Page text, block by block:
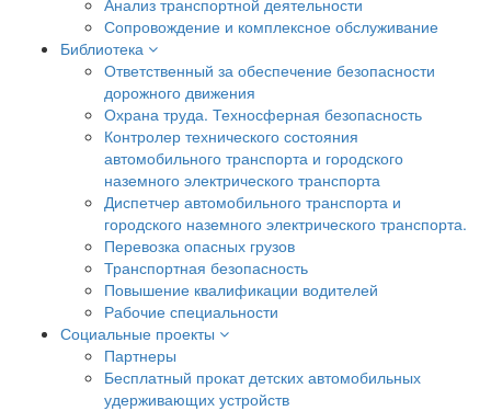
Анализ транспортной деятельности
Сопровождение и комплексное обслуживание
Библиотека
Ответственный за обеспечение безопасности
дорожного движения
Охрана труда. Техносферная безопасность
Контролер технического состояния
автомобильного транспорта и городского
наземного электрического транспорта
Диспетчер автомобильного транспорта и
городского наземного электрического транспорта.
Перевозка опасных грузов
Транспортная безопасность
Повышение квалификации водителей
Рабочие специальности
Социальные проекты
Партнеры
Бесплатный прокат детских автомобильных
удерживающих устройств